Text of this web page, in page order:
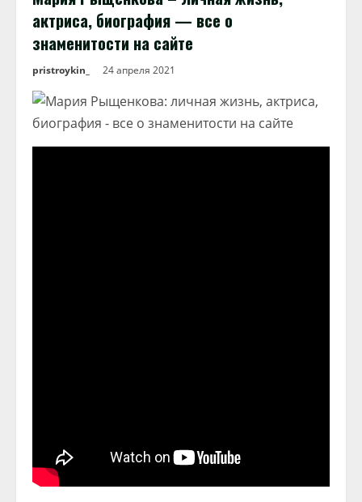
актриса, биография — все о
знаменитости на сайте
pristroykin_ 24 апреля 2021